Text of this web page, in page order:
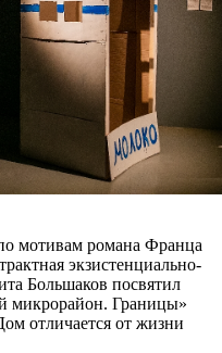
мотивам романа Франца
экзистенциально-
Большаков посвятил
микрорайон. Границы»
отличается от жизни